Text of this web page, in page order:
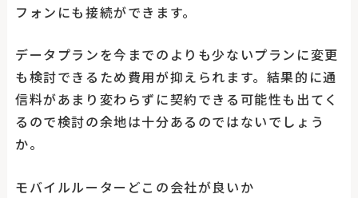
フォンにも接続ができます。
データプランを今までのよりも少ないプランに変更
も検討できるため費用が抑えられます。結果的に通
信料があまり変わらずに契約できる可能性も出てく
るので検討の余地は十分あるのではないでしょう
か。
モバイルルーターどこの会社が良いか